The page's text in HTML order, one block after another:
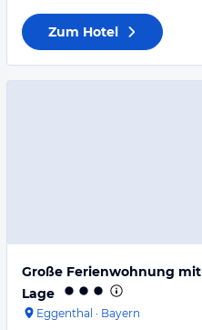
Zum Hotel
Große Ferienwohnung
Lage
Eggenthal · Bayern